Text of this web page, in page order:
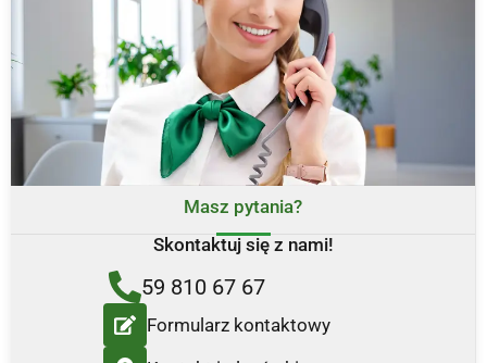
Masz pytania?
Skontaktuj się z nami!
59 810 67 67
Formularz kontaktowy